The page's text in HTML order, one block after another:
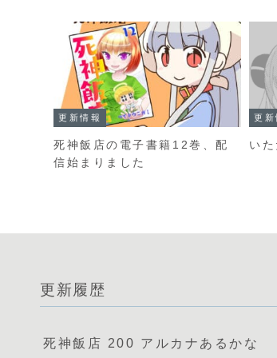
更新情報
死神飯店の電子書籍12巻、配
信始まりました
更新
い
更新履歴
死神飯店 200 アルカナあるかな